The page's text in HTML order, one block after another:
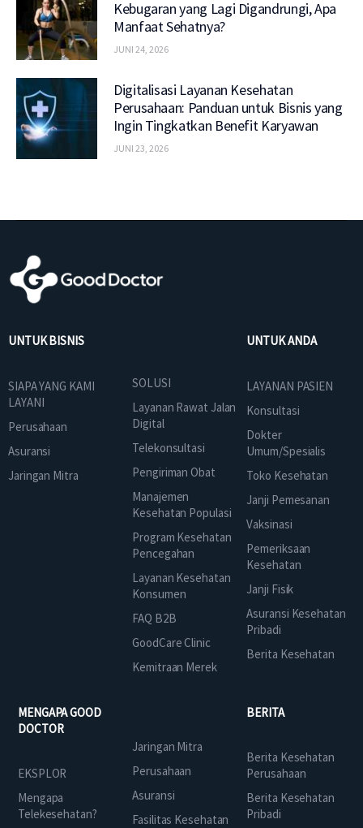
Kebugaran yang Lagi Digandrungi, Apa
Manfaat Sehatnya?
JUNI 24, 2026
Digitalisasi Layanan Kesehatan
Perusahaan: Panduan untuk Bisnis yang
Ingin Tingkatkan Benefit Karyawan
JUNI 23, 2026
UNTUK BISNIS
SIAPA YANG KAMI
LAYANI
Perusahaan
Asuransi
Jaringan Mitra
SOLUSI
Layanan Rawat Jalan
Digital
Telekonsultasi
Pengiriman Obat
Manajemen
Kesehatan Populasi
Program Kesehatan
Pencegahan
Layanan Kesehatan
Konsumen
FAQ B2B
GoodCare Clinic
Kemitraan Merek
UNTUK ANDA
LAYANAN PASIEN
Konsultasi
Dokter
Umum/Spesialis
Toko Kesehatan
Janji Pemesanan
Vaksinasi
Pemeriksaan
Kesehatan
Janji Fisik
Asuransi Kesehatan
Pribadi
Berita Kesehatan
MENGAPA GOOD
DOCTOR
EKSPLOR
Mengapa
Telekesehatan?
Jaringan Mitra
Perusahaan
Asuransi
Fasilitas Kesehatan
BERITA
Berita Kesehatan
Perusahaan
Berita Kesehatan
Pribadi